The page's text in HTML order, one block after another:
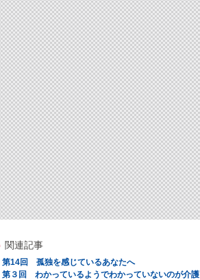
関連記事
第14回 孤独を感じているあなたへ
第３回 わかっているようでわかっていないのが介護